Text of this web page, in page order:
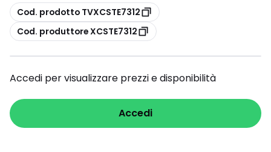
copia
Cod. prodotto TVXCSTE7312
copia
Cod. produttore XCSTE7312
Accedi per visualizzare prezzi e disponibilità
Accedi